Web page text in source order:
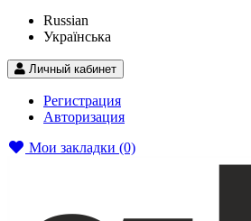
Russian
Українська
Личный кабинет
Регистрация
Авторизация
Мои закладки (0)